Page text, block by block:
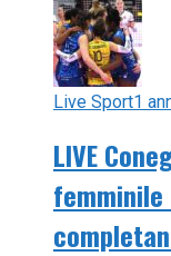
Live Sport1
LIVE
femminile